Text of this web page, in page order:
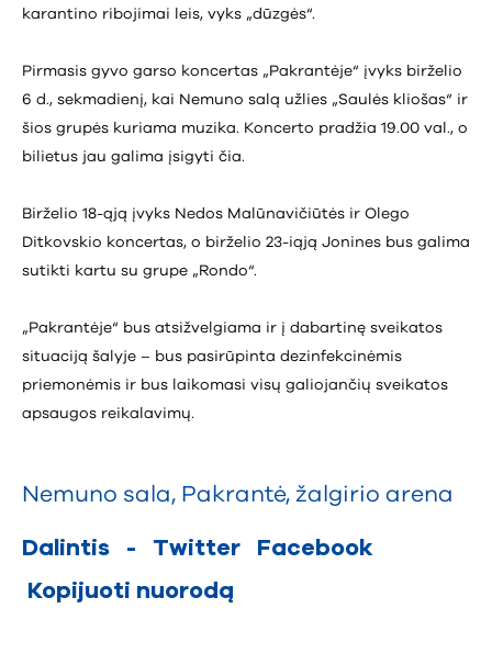
karantino ribojimai leis, vyks „dūzgės“.
Pirmasis gyvo garso koncertas „Pakrantėje“ įvyks birželio
6 d., sekmadienį, kai Nemuno salą užlies „Saulės kliošas“ ir
šios grupės kuriama muzika. Koncerto pradžia 19.00 val., o
bilietus jau galima įsigyti čia.
Birželio 18-ąją įvyks Nedos Malūnavičiūtės ir Olego
Ditkovskio koncertas, o birželio 23-iąją Jonines bus galima
sutikti kartu su grupe „Rondo“.
„Pakrantėje“ bus atsižvelgiama ir į dabartinę sveikatos
situaciją šalyje – bus pasirūpinta dezinfekcinėmis
priemonėmis ir bus laikomasi visų galiojančių sveikatos
apsaugos reikalavimų.
Nemuno sala, Pakrantė, žalgirio arena
Dalintis - Twitter
Facebook
Kopijuoti nuorodą